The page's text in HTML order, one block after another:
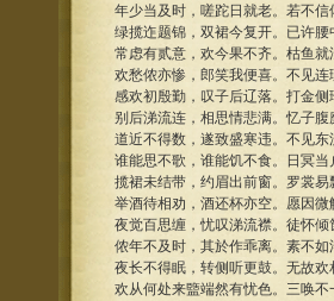
年少当及时，嗟跎日就老。若不信
绿揽迮题锦，双裙今复开。已许腰
常虑有贰意，欢今果不齐。枯鱼就
欢愁侬亦惨，郎笑我便喜。不见连
感欢初殷勤，叹子后辽落。打金侧
别后涕流连，相思情悲满。忆子腹
道近不得数，遂致盛寒违。不见东
谁能思不歌，谁能饥不食。日冥当
揽裙未结带，约眉出前窗。罗裳易
举酒待相劝，酒还杯亦空。愿因微
夜觉百思缠，忧叹涕流襟。徒怀倾
侬年不及时，其於作乖离。素不如
夜长不得眠，转侧听更鼓。无故欢
欢从何处来盬端然有忧色。三唤